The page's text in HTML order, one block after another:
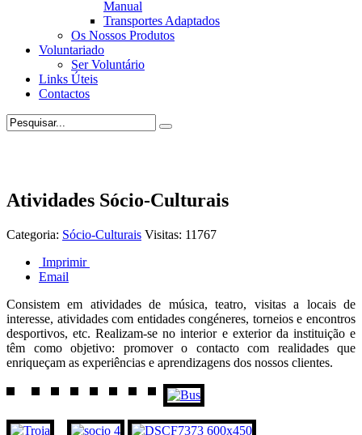
Manual
Transportes Adaptados
Os Nossos Produtos
Voluntariado
Ser Voluntário
Links Úteis
Contactos
Atividades Sócio-Culturais
Categoria: Sócio-Culturais Visitas: 11767
Imprimir
Email
Consistem em atividades de música, teatro, visitas a locais de
interesse, atividades com entidades congéneres, torneios e encontros
desportivos, etc. Realizam-se no interior e exterior da instituição e
têm como objetivo: promover o contacto com realidades que
enriqueçam as experiências e aprendizagens dos nossos clientes.